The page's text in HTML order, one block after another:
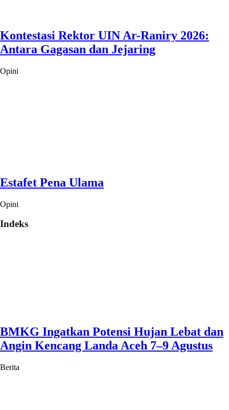
Kontestasi Rektor UIN Ar-Raniry 2026:
Antara Gagasan dan Jejaring
Opini
Estafet Pena Ulama
Opini
Indeks
BMKG Ingatkan Potensi Hujan Lebat dan
Angin Kencang Landa Aceh 7–9 Agustus
Berita